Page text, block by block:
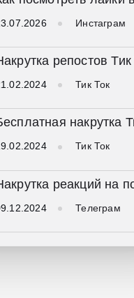
Инстаграм
репостов
Тик Ток
накрутка
Тик Ток
реакций на
Телеграм